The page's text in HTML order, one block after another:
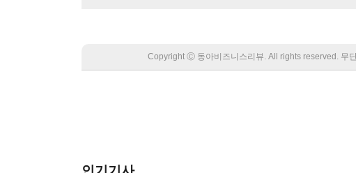
Copyright Ⓒ 동아비즈니스리뷰. All rights reserved. 무